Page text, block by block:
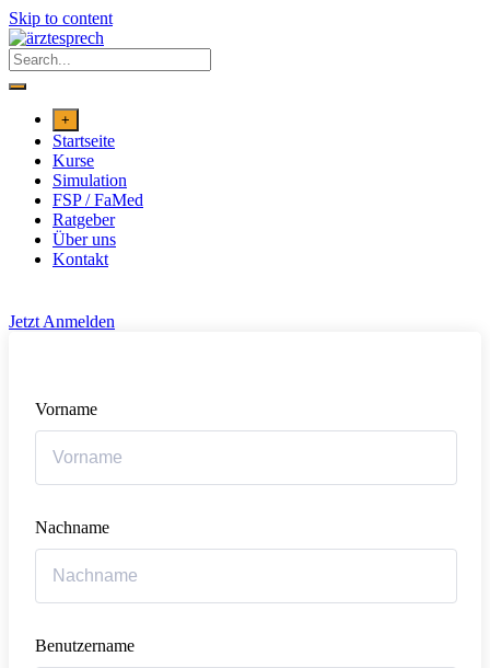
Skip to content
+
Startseite
Kurse
Simulation
FSP / FaMed
Ratgeber
Über uns
Kontakt
Jetzt Anmelden
Vorname
Nachname
Benutzername